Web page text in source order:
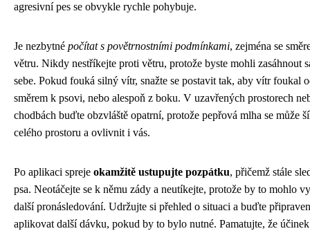
agresivní pes se obvykle rychle pohybuje.
Je nezbytné počítat s povětrnostními podmínkami, zejména se
větru. Nikdy nestříkejte proti větru, protože byste mohli zasáhnout
sebe. Pokud fouká silný vítr, snažte se postavit tak, aby vítr foukal
směrem k psovi, nebo alespoň z boku. V uzavřených prostorech
chodbách buďte obzvláště opatrní, protože pepřová mlha se může
celého prostoru a ovlivnit i vás.
Po aplikaci spreje okamžitě ustupujte pozpátku, přičemž stále
psa. Neotáčejte se k němu zády a neutíkejte, protože by to mohlo
další pronásledování. Udržujte si přehled o situaci a buďte
aplikovat další dávku, pokud by to bylo nutné. Pamatujte, že účinek